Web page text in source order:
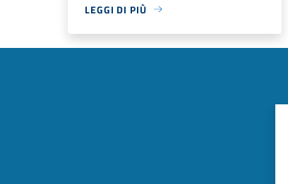
LEGGI DI PIÙ